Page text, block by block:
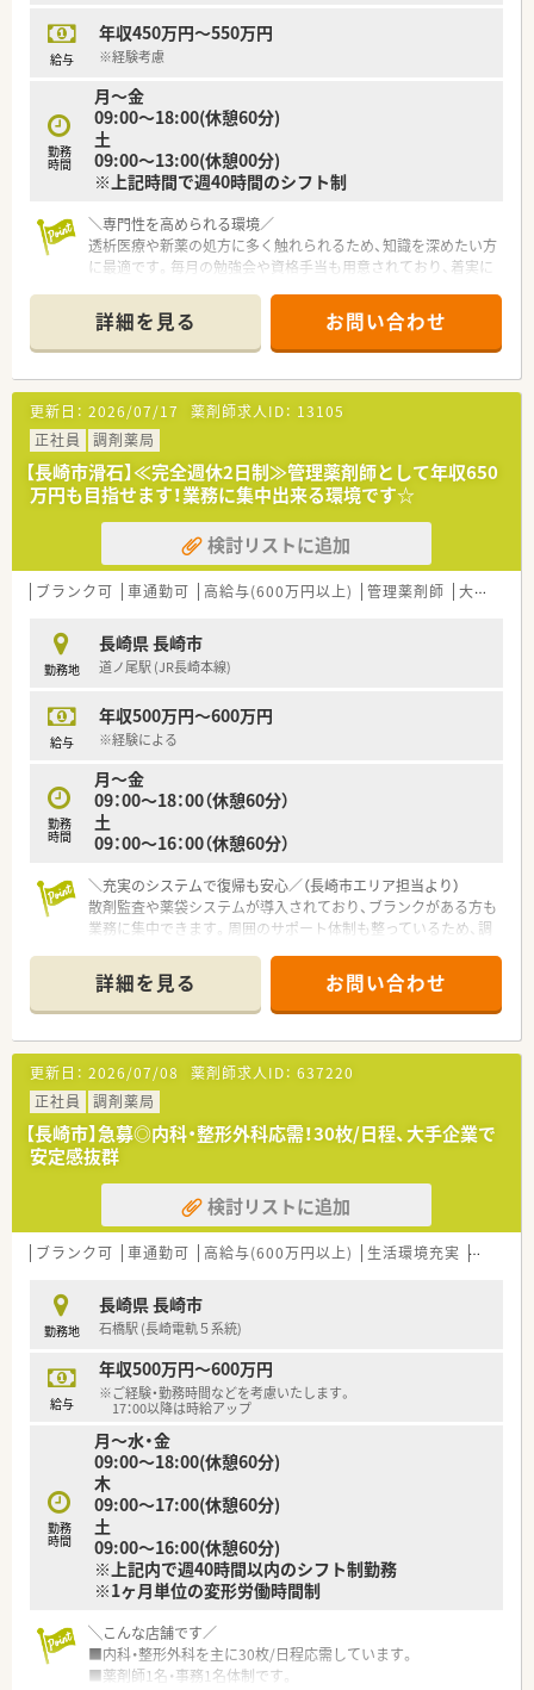
給与
年収450万円～550万円
※経験考慮
勤務
時間
月～金
09:00～18:00(休憩60分)
土
09:00～13:00(休憩00分)
※上記時間で週40時間のシフト制
＼専門性を高められる環境／
透析医療や新薬の処方に多く触れられるため、知識を深めたい方
に最適です。毎月の勉強会や資格手当も用意されており、着実に
【店舗情報と応需状況について】
■茂里町駅や浦上駅から徒歩で約6分とアクセスが良好であり、
日々の通勤が非常に便利な好立地の薬局です。
■処方箋は1日に約70枚ほど応需しており、内科や循環器科、呼
吸器科のほか透析医療まで幅広く対応しています。
■新薬の採用が多いクリニックの門前に位置しており、最新の医
薬品に関する知識をいち早く吸収できる環境です。
【募集背景と求める人物像について】
■調剤の経験者はもちろんのこと、新しい業務や変化に対して前
向きにチャレンジできる方を積極的に求めます。
■年齢や性別を問わず、周囲のスタッフと協力しながら、臨機応
変に楽しく仕事に取り組める方を歓迎します。
【法人特徴について】
■長崎市内を中心に8店舗を展開する安定したチェーン薬局であ
り、地域に密着したネットワークを誇っています。
実な運営方針を大切にしている素晴らしい法人です。
■ボランタリーチェーンへの加入など様々な変革を構想してお
【求人情報について】
■正社員としての採用となっており、これまでのご経験をしっか
りと考慮した上で年収450万円から550万円が提示可能です。
備されており、頑張りに応じて高収入が狙えます。
■新卒者の場合は年収420万円からのスタートとなり、大学院卒
の経歴をお持ちの方はさらに給与面が考慮されます。
詳細を見る お問い合わせ
更新日： 2026/07/17 薬剤師求人ID： 13105
正社員
調剤薬局
【長崎市滑石】≪完全週休2日制≫管理薬剤師として年収650
万円も目指せます！業務に集中出来る環境です☆
検討リストに追加
ブランク可 車通勤可 高給与(600万円以上) 管理薬剤師 大手チェーン以外
勤務地
長崎県 長崎市
道ノ尾駅 (JR長崎本線)
給与
年収500万円～600万円
※経験による
勤務
時間
月～金
09：00～18：00（休憩60分）
土
09：00～16：00（休憩60分）
＼充実のシステムで復帰も安心／（長崎市エリア担当より）
散剤監査や薬袋システムが導入されており、ブランクがある方も
業務に集中できます。周囲のサポート体制も整っているため、調
＊------------------------------------------＊
【店舗情報と応需状況について】
■最寄り駅の道ノ尾駅から車で10分の場所に位置しており、マ
イカーでの快適な通勤が選択できる立地です。
■応需科目は主に眼科や皮膚科および内科となっており、処方箋
の受付枚数は1日あたり平均100枚ほどです。
■店舗の勤務者数は正社員の薬剤師が4名在籍しており、調剤業
務を支える正社員の事務員も2名活躍しています。
【募集背景と求める人物像について】
■今回は欠員補充に伴う急募の案件となっており、早期に入社し
て店舗を支えていただける方を求めています。
■仕事に対して誠実に取り組む姿勢や、他のスタッフと円滑な連
携が取れるようなお人柄を何よりも重視します。
クからの復職を希望される方もまずはご相談を。
【法人特徴について】
■東京に本部を構えながら、関東エリアおよび長崎市内に複数の
調剤薬局を展開して地域医療に貢献しています。
■調剤薬局の運営だけでなく医療事務用品の販売や薬品再販事
業など、多角的な医療支援ビジネスを展開しています。
■自社ECサイトの運営なども手掛けており、複数の安定した事
業柱を持つことで強固な経営基盤を確立しています。
【想定される業務内容】
■主な担当業務は調剤や監査および服薬指導となっており、正確
でスピーディーな調剤業務全般をお任せします。
■外来調剤だけでなく施設や居宅への在宅対応も行っており、地
域の方々の健康を多角的にサポートしています。
処方箋に触れることで知識の習得に繋がります。
詳細を見る お問い合わせ
更新日： 2026/07/08 薬剤師求人ID： 637220
正社員
調剤薬局
【長崎市】急募◎内科・整形外科応需！30枚/日程、大手企業で
安定感抜群
検討リストに追加
ブランク可 車通勤可 高給与(600万円以上) 生活環境充実 教育制
勤務地
長崎県 長崎市
石橋駅 (長崎電軌５系統)
給与
年収500万円～600万円
※ご経験・勤務時間などを考慮いたします。
17：00以降は時給アップ
勤務
時間
月〜水・金
09:00～18:00(休憩60分)
木
09:00～17:00(休憩60分)
土
09:00～16:00(休憩60分)
※上記内で週40時間以内のシフト制勤務
※1ヶ月単位の変形労働時間制
╲こんな店舗です／
■内科・整形外科を主に30枚/日程応需しています。
■薬剤師1名・事務1名体制です。